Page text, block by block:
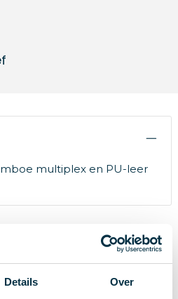
Details Over
multiplex en PU-leer
24790